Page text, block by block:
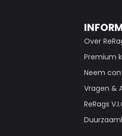
Over
Premium
Neem
Vragen &
ReRags